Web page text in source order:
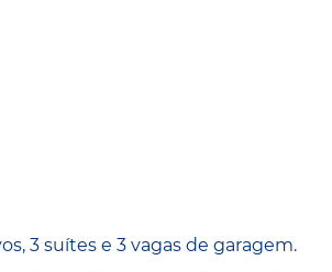
3 suítes e 3 vagas de garagem.